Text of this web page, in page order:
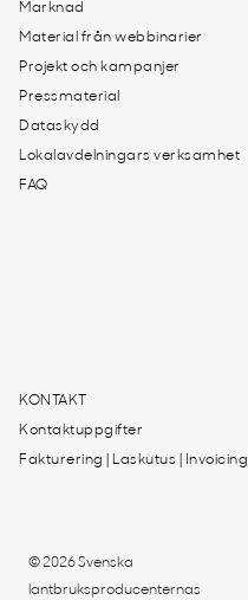
Marknad
Material från webbinarier
Projekt och kampanjer
Pressmaterial
Dataskydd
Lokalavdelningars verksamhet
FAQ
KONTAKT
Kontaktuppgifter
Fakturering | Laskutus | Invoicing
© 2026 Svenska
lantbruksproducenternas